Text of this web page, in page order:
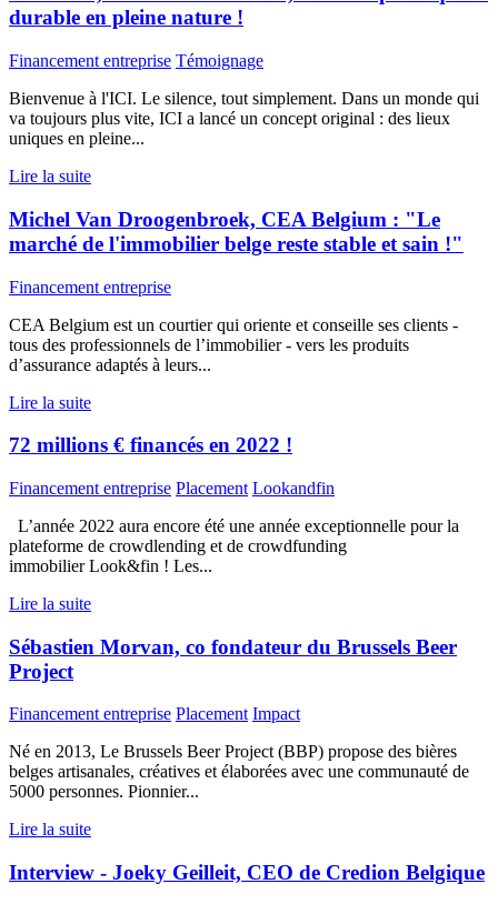
durable en pleine nature !
Financement entreprise Témoignage
Bienvenue à l'ICI. Le silence, tout simplement. Dans un monde qui
va toujours plus vite, ICI a lancé un concept original : des lieux
uniques en pleine...
Lire la suite
Michel Van Droogenbroek, CEA Belgium : "Le
marché de l'immobilier belge reste stable et sain !"
Financement entreprise
CEA Belgium est un courtier qui oriente et conseille ses clients -
tous des professionnels de l’immobilier - vers les produits
d’assurance adaptés à leurs...
Lire la suite
72 millions € financés en 2022 !
Financement entreprise Placement Lookandfin
L’année 2022 aura encore été une année exceptionnelle pour la
plateforme de crowdlending et de crowdfunding
immobilier Look&fin ! Les...
Lire la suite
Sébastien Morvan, co fondateur du Brussels Beer
Project
Financement entreprise Placement Impact
Né en 2013, Le Brussels Beer Project (BBP) propose des bières
belges artisanales, créatives et élaborées avec une communauté de
5000 personnes. Pionnier...
Lire la suite
Interview - Joeky Geilleit, CEO de Credion Belgique